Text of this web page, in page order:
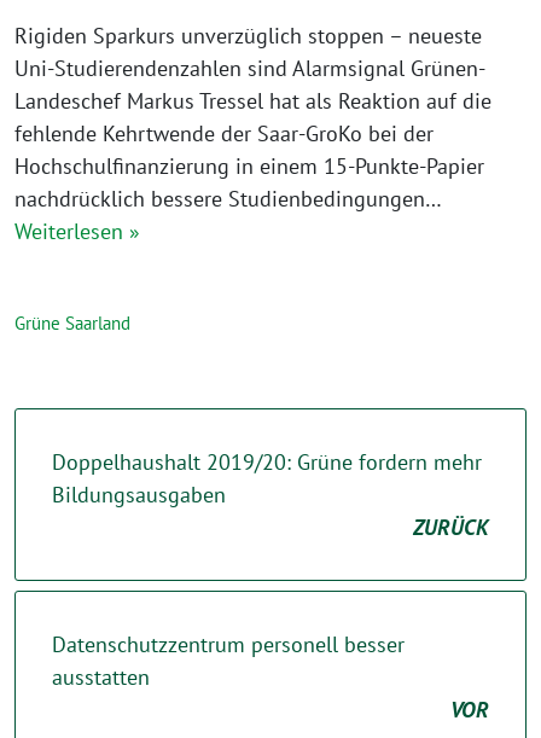
Rigiden Sparkurs unverzüglich stoppen – neueste
Uni-Studierendenzahlen sind Alarmsignal Grünen-
Landeschef Markus Tressel hat als Reaktion auf die
fehlende Kehrtwende der Saar-GroKo bei der
Hochschulfinanzierung in einem 15-Punkte-Papier
nachdrücklich bessere Studienbedingungen…
Weiterlesen »
Grüne Saarland
Doppelhaushalt 2019/20: Grüne fordern mehr
Bildungsausgaben
ZURÜCK
Datenschutzzentrum personell besser
ausstatten
VOR